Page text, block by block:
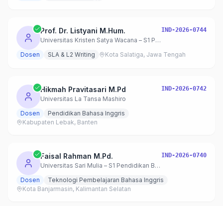
Prof. Dr. Listyani M.Hum.
Universitas Kristen Satya Wacana – S1 Pendidikan Bahasa Inggris
IND-2026-0744
Dosen SLA & L2 Writing Kota Salatiga, Jawa Tengah
Hikmah Pravitasari M.Pd
Universitas La Tansa Mashiro
IND-2026-0742
Dosen
Pendidikan Bahasa Inggris
Kabupaten Lebak, Banten
Faisal Rahman M.Pd.
Universitas Sari Mulia – S1 Pendidikan Bahasa Inggris
IND-2026-0740
Dosen
Teknologi Pembelajaran Bahasa Inggris
Kota Banjarmasin, Kalimantan Selatan